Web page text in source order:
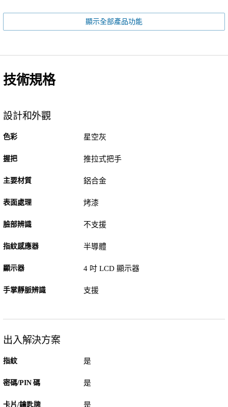
顯示全部產品功能
技術規格
設計和外觀
色彩 星空灰
握把 推拉式把手
主要材質 鋁合金
表面處理 烤漆
臉部辨識 不支援
指紋感應器 半導體
顯示器 4 吋 LCD 顯示器
手掌靜脈辨識 支援
出入解決方案
指紋 是
密碼/PIN 碼 是
卡片/鑰匙牌 是